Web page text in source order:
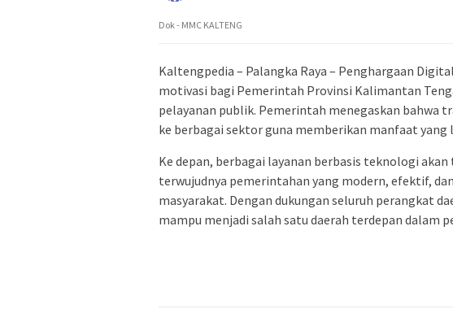
Dok - MMC KALTENG
Kaltengpedia – Palangka Raya – Penghargaan
motivasi bagi Pemerintah Provinsi Kalimantan
pelayanan publik. Pemerintah menegaskan bahwa
ke berbagai sektor guna memberikan manfaat yang
Ke depan, berbagai layanan berbasis teknologi
terwujudnya pemerintahan yang modern, efektif,
masyarakat. Dengan dukungan seluruh perangkat
mampu menjadi salah satu daerah terdepan dalam